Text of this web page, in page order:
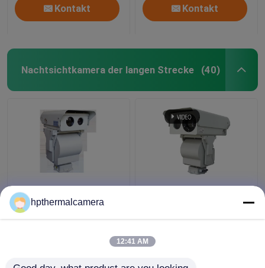
Kontakt Kontakt
Nachtsichtkamera der langen Strecke (40)
Lange Strecken-
Nachtsicht-
Überwachungskamera-
Lange Strecken-
Waldbrand-
Entdeckung
hpthermalcamera
12:41 AM